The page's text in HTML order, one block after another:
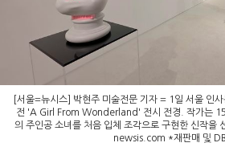
[서울=뉴시스] 박현주 미술전문 기자 = 1일 서울 인
전 'A Girl From Wonderland' 전시 전경. 작가는
의 주인공 소녀를 처음 입체 조각으로 구현한 신작을
newsis.com *재판매 및